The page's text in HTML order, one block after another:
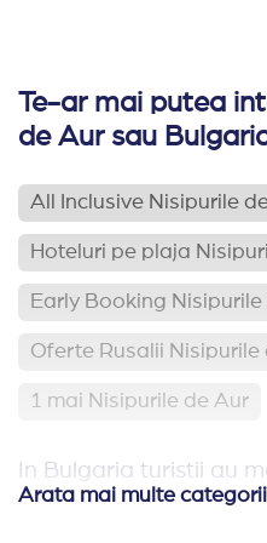
Te-ar mai putea
de Aur sau
All Inclusive Nisipurile
Hoteluri pe plaja
Early Booking
Oferte Rusalii Nisipurile
1 mai Nisipurile de Aur
In Bulgaria turistii au
Arata mai multe